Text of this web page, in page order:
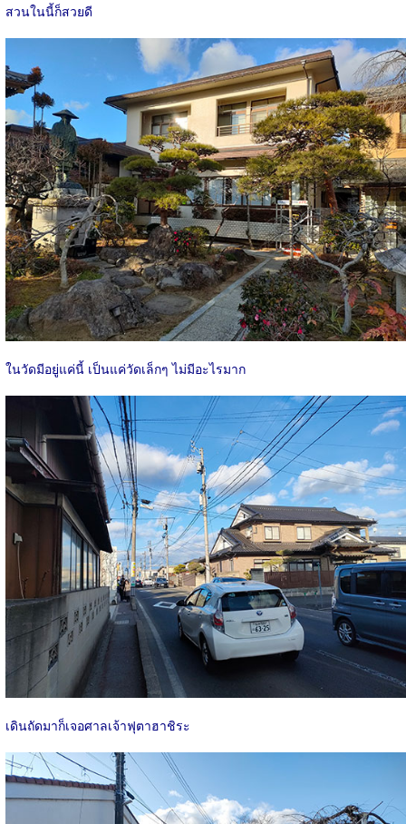
สวนในนี้ก็สวยดี
ในวัดมีอยู่แค่นี้ เป็นแค่วัดเล็กๆ ไม่มีอะไรมาก
เดินถัดมาก็เจอศาลเจ้าฟุตาฮาชิระ